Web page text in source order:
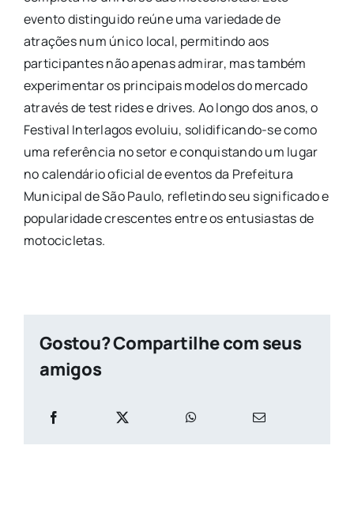
evento distinguido reúne uma variedade de
atrações num único local, permitindo aos
participantes não apenas admirar, mas também
experimentar os principais modelos do mercado
através de test rides e drives. Ao longo dos anos, o
Festival Interlagos evoluiu, solidificando-se como
uma referência no setor e conquistando um lugar
no calendário oficial de eventos da Prefeitura
Municipal de São Paulo, refletindo seu significado e
popularidade crescentes entre os entusiastas de
motocicletas.
Gostou? Compartilhe com seus
amigos